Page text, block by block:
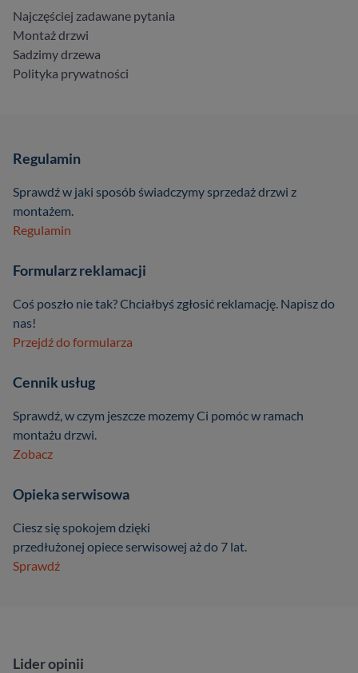
Najczęściej zadawane pytania
Montaż drzwi
Sadzimy drzewa
Polityka prywatności
Regulamin
Sprawdź w jaki sposób świadczymy sprzedaż drzwi z
montażem.
Regulamin
Formularz reklamacji
Coś poszło nie tak? Chciałbyś zgłosić reklamację. Napisz do
nas!
Przejdź do formularza
Cennik usług
Sprawdź, w czym jeszcze mozemy Ci pomóc w ramach
montażu drzwi.
Zobacz
Opieka serwisowa
Ciesz się spokojem dzięki
przedłużonej opiece serwisowej aż do 7 lat.
Sprawdź
Lider opinii